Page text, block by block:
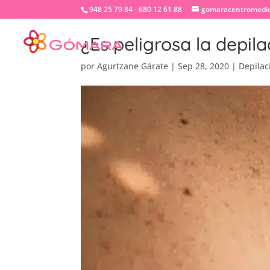
948 25 79 84 - 680 12 61 88
¿Es peligrosa la
porAgurtzane Gárate |Sep 28, 2020 |